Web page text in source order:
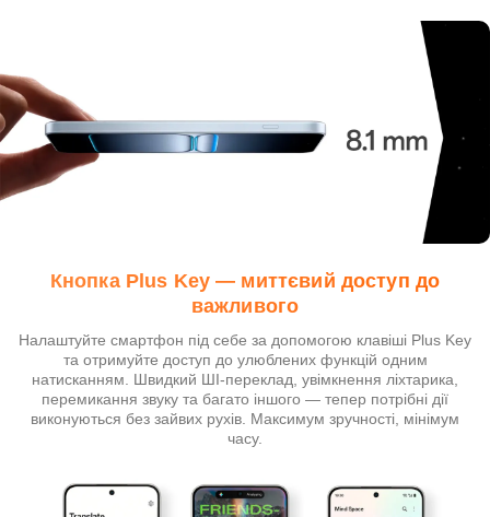
Кнопка Plus Key — миттєвий доступ до
важливого
Налаштуйте смартфон під себе за допомогою клавіші Plus Key
та отримуйте доступ до улюблених функцій одним
натисканням. Швидкий ШІ-переклад, увімкнення ліхтарика,
перемикання звуку та багато іншого — тепер потрібні дії
виконуються без зайвих рухів. Максимум зручності, мінімум
часу.